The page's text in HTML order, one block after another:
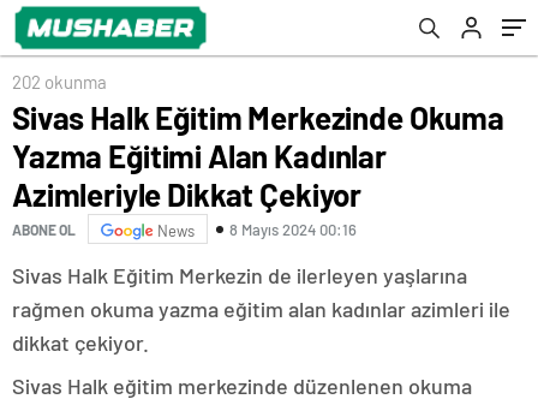
Çekiyor
202 okunma
Sivas Halk Eğitim Merkezinde Okuma
Yazma Eğitimi Alan Kadınlar
Azimleriyle Dikkat Çekiyor
ABONE OL News 8 Mayıs 2024 00:16
Sivas Halk Eğitim Merkezin de ilerleyen yaşlarına
rağmen okuma yazma eğitim alan kadınlar azimleri ile
dikkat çekiyor.
Sivas Halk eğitim merkezinde düzenlenen okuma